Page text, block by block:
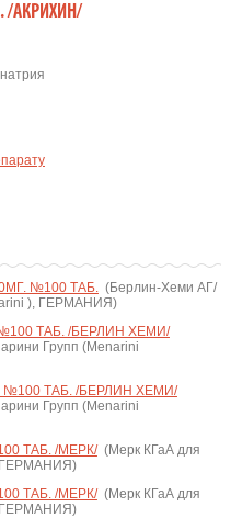
/АКРИХИН/
№100 ТАБ.(Берлин-Хеми АГ/
), ГЕРМАНИЯ)
ТАБ. /БЕРЛИН ХЕМИ/
Групп (Menarini
№100 ТАБ. /БЕРЛИН ХЕМИ/
Групп (Menarini
ТАБ. /МЕРК/(Мерк КГаА для
ГЕРМАНИЯ)
ТАБ. /МЕРК/(Мерк КГаА для
ГЕРМАНИЯ)